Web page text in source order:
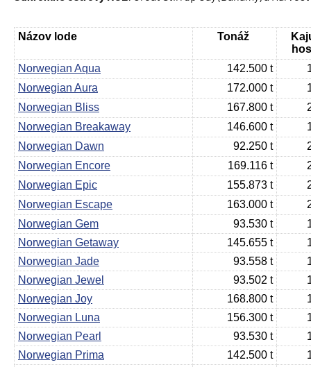
Názov lode Tonáž
Norwegian Aqua
142.500 t
Norwegian Aura
172.000 t
Norwegian Bliss
167.800 t
Norwegian Breakaway
146.600 t
Norwegian Dawn
92.250 t
Norwegian Encore
169.116 t
Norwegian Epic
155.873 t
Norwegian Escape
163.000 t
Norwegian Gem
93.530 t
Norwegian Getaway
145.655 t
Norwegian Jade
93.558 t
Norwegian Jewel
93.502 t
Norwegian Joy
168.800 t
Norwegian Luna
156.300 t
Norwegian Pearl
93.530 t
Norwegian Prima
142.500 t